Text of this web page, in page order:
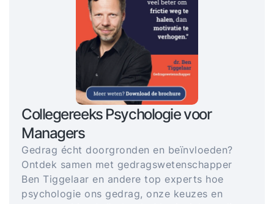
Collegereeks Psychologie voor
Managers
Gedrag écht doorgronden en beïnvloeden?
Ontdek samen met gedragswetenschapper
Ben Tiggelaar en andere top experts hoe
psychologie ons gedrag, onze keuzes en